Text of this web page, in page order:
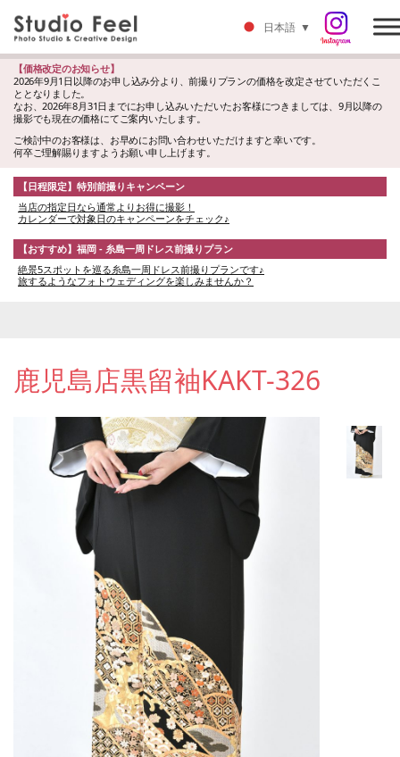
【価格改定のお知らせ】
2026年9月1日以降のお申し込み分より、前撮りプランの価格を改定させていただくこ
ととなりました。
なお、2026年8月31日までにお申し込みいただいたお客様につきましては、9月以降の
撮影でも現在の価格にてご案内いたします。
ご検討中のお客様は、お早めにお問い合わせいただけますと幸いです。
何卒ご理解賜りますようお願い申し上げます。
【日程限定】特別前撮りキャンペーン
当店の指定日なら通常よりお得に撮影！
カレンダーで対象日のキャンペーンをチェック♪
【おすすめ】福岡 - 糸島一周ドレス前撮りプラン
絶景5スポットを巡る糸島一周ドレス前撮りプランです♪
旅するようなフォトウェディングを楽しみませんか？
鹿児島店黒留袖KAKT-326
日本語 ▼